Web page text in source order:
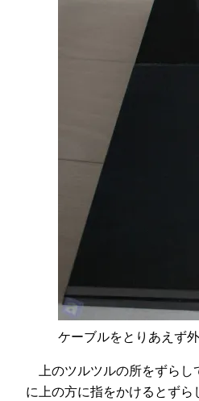
ケーブルをとりあえず
上のツルツルの所をずらし
に上の方に指をかけるとず